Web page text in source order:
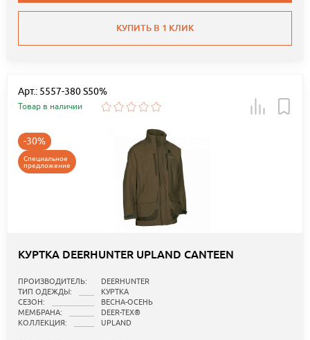
КУПИТЬ В 1 КЛИК
Арт.: 5557-380 S50%
Товар в наличии
-30%
Специальное
предложение
КУРТКА DEERHUNTER UPLAND CANTEEN
ПРОИЗВОДИТЕЛЬ:
DEERHUNTER
ТИП ОДЕЖДЫ:
КУРТКА
СЕЗОН:
ВЕСНА-ОСЕНЬ
МЕМБРАНА:
DEER-TEX®
КОЛЛЕКЦИЯ:
UPLAND